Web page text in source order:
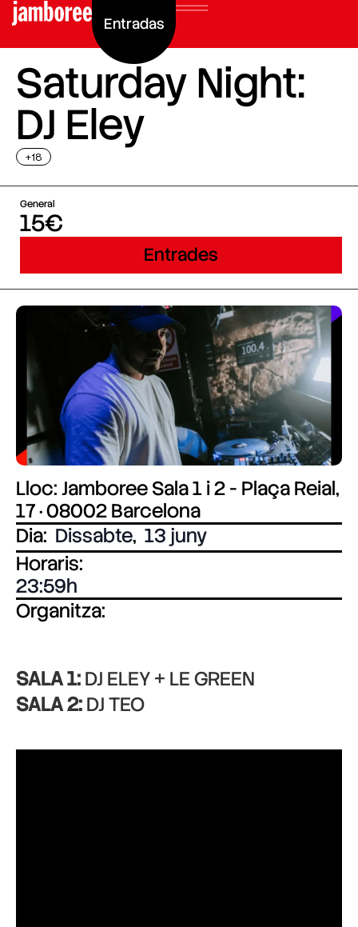
Entradas
Saturday Night:
DJ Eley
+18
General
15€
Entrades
Lloc: Jamboree Sala 1 i 2 - Plaça Reial,
17 · 08002 Barcelona
Dia: Dissabte, 13 juny
Horaris:
23:59
Organitza:
SALA 1:DJ ELEY + LE GREEN
SALA 2:DJ TEO